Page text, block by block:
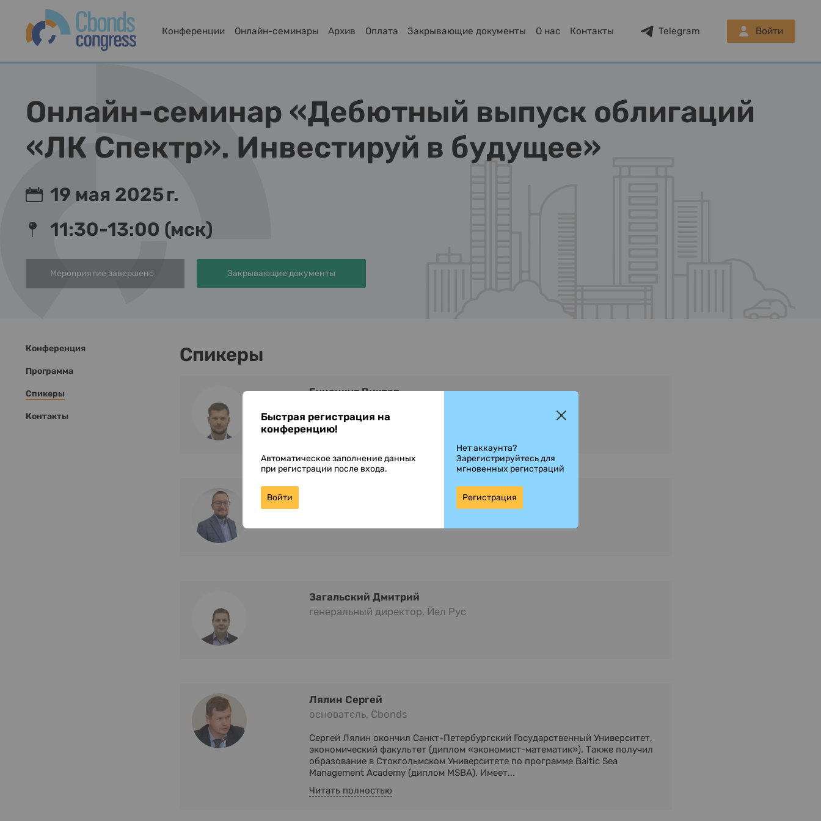
Конференции Онлайн-семинары Архив Оплата Закрывающие документы О нас Контакты Telegram Войти
Онлайн-семинар «Дебютный выпуск облигаций
«ЛК Спектр». Инвестируй в будущее»
19 мая 2025 г.
11:30-13:00 (мск)
Мероприятие завершено Закрывающие документы
Конференция
Программа
Спикеры
Контакты
Спикеры
Бунецкул Виктор
генеральный директор, ЛК Спектр
Загальский Дмитрий
генеральный директор, Йел Рус
Лялин Сергей
основатель, Cbonds
Сергей Лялин окончил Санкт-Петербургский Государственный Университет,
экономический факультет (диплом «экономист-математик»). Также получил
образование в Стокгольмском Университете по программе Baltic Sea
Management Academy (диплом MSBA). Имеет...
Читать полностью
Быстрая регистрация на
конференцию!
Автоматическое заполнение данных
при регистрации после входа.
Войти
Нет аккаунта?
Зарегистрируйтесь для
мгновенных регистраций
Регистрация